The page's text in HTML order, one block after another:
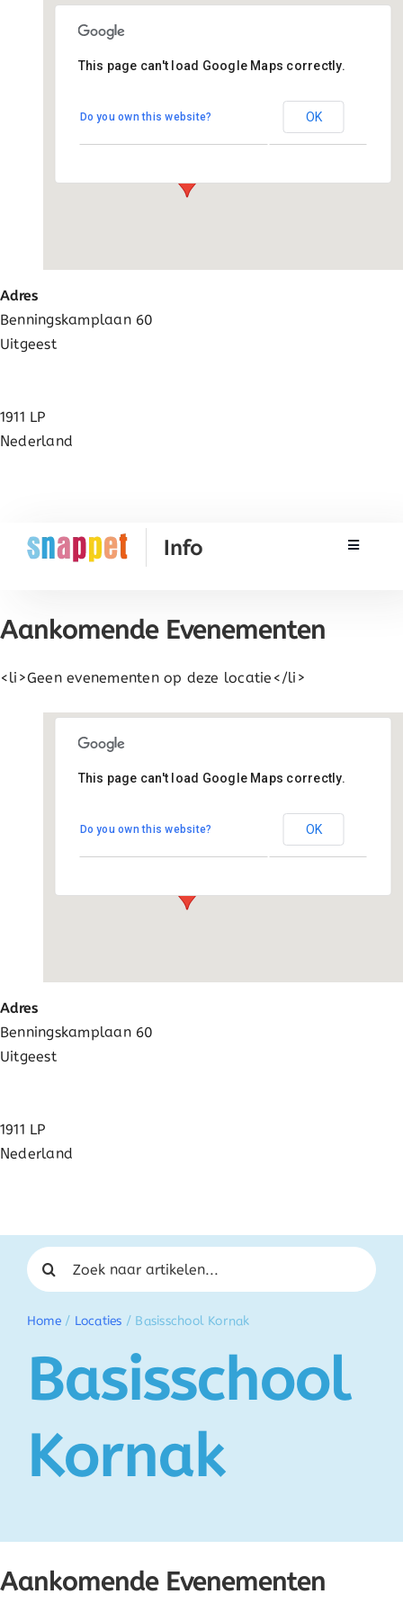
Basisschool Kornak
Benningskamplaan 60 - Uitgeest
This page can't load Google Maps correctly.
Do you own this website? OK
Adres
Benningskamplaan 60
Uitgeest
1911 LP
Nederland
Toggle
Werken met Snappet
Aankomende Evenementen
<li>Geen evenementen op deze locatie</li>
Basisschool Kornak
Benningskamplaan 60 - Uitgeest
This page can't load Google Maps correctly.
Do you own this website? OK
Adres
Benningskamplaan 60
Uitgeest
1911 LP
Nederland
Home/ Locaties / Basisschool Kornak
Basisschool
Kornak
Zoeken naar:
Aankomende Evenementen